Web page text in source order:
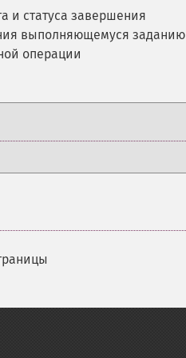
и статуса завершения
выполняющемуся заданию
операции